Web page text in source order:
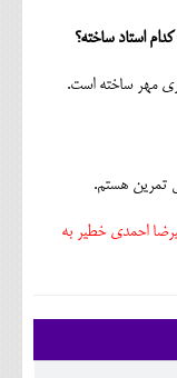
استاد ساخته؟
مهر ساخته است.
تمرین هستم.
احمدی خطیر به